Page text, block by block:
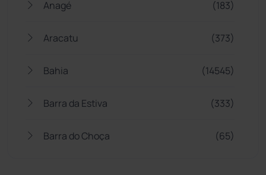
Anagé (183)
Aracatu (373)
Bahia (14545)
Barra da Estiva (333)
Barra do Choça (65)